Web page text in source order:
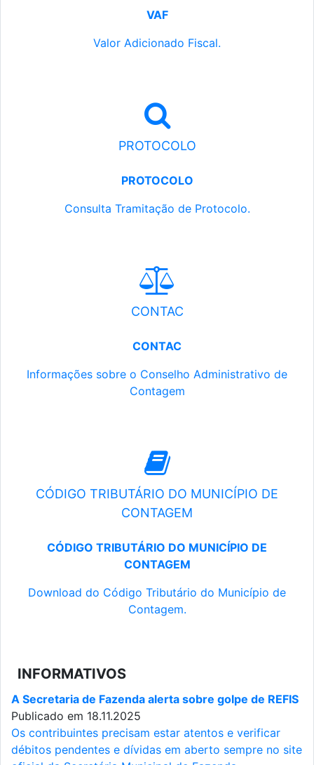
VAF
Valor Adicionado Fiscal.
PROTOCOLO
PROTOCOLO
Consulta Tramitação de Protocolo.
CONTAC
CONTAC
Informações sobre o Conselho Administrativo de
Contagem
CÓDIGO TRIBUTÁRIO DO MUNICÍPIO DE
CONTAGEM
CÓDIGO TRIBUTÁRIO DO MUNICÍPIO DE
CONTAGEM
Download do Código Tributário do Município de
Contagem.
INFORMATIVOS
A Secretaria de Fazenda alerta sobre golpe de REFIS
Publicado em 18.11.2025
Os contribuintes precisam estar atentos e verificar
débitos pendentes e dívidas em aberto sempre no site